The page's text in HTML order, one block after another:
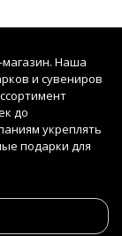
Наша
и сувениров
до
укреплять
подарки для